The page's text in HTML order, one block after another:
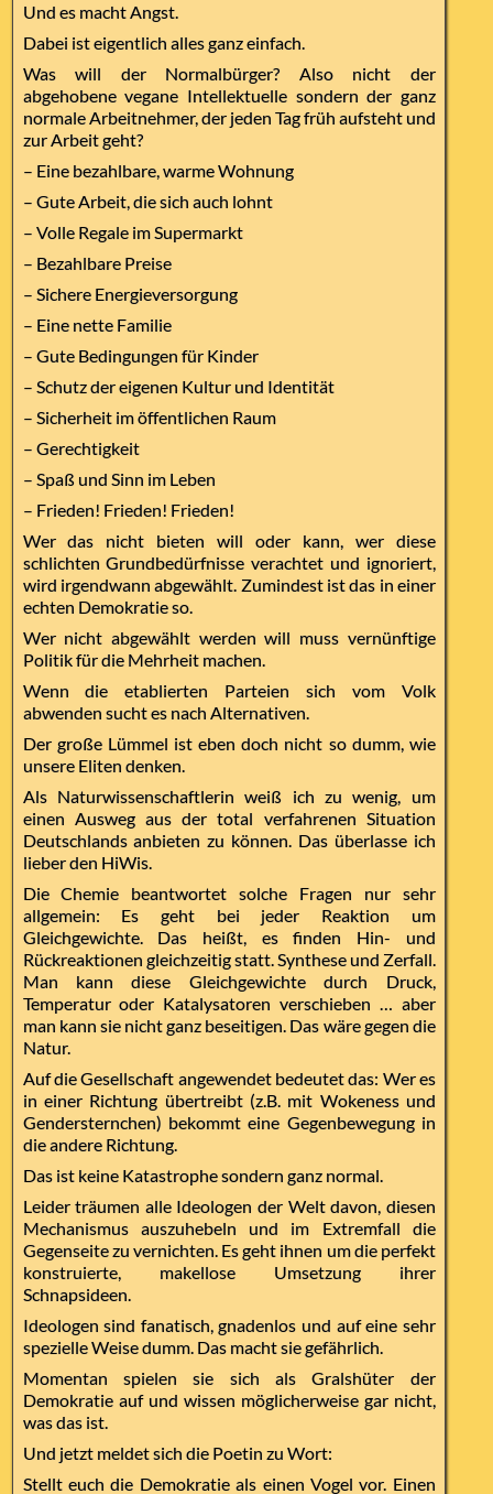
Und es macht Angst.
Dabei ist eigentlich alles ganz einfach.
Was will der Normalbürger? Also nicht der
abgehobene vegane Intellektuelle sondern der ganz
normale Arbeitnehmer, der jeden Tag früh aufsteht und
zur Arbeit geht?
– Eine bezahlbare, warme Wohnung
– Gute Arbeit, die sich auch lohnt
– Volle Regale im Supermarkt
– Bezahlbare Preise
– Sichere Energieversorgung
– Eine nette Familie
– Gute Bedingungen für Kinder
– Schutz der eigenen Kultur und Identität
– Sicherheit im öffentlichen Raum
– Gerechtigkeit
– Spaß und Sinn im Leben
– Frieden! Frieden! Frieden!
Wer das nicht bieten will oder kann, wer diese
schlichten Grundbedürfnisse verachtet und ignoriert,
wird irgendwann abgewählt. Zumindest ist das in einer
echten Demokratie so.
Wer nicht abgewählt werden will muss vernünftige
Politik für die Mehrheit machen.
Wenn die etablierten Parteien sich vom Volk
abwenden sucht es nach Alternativen.
Der große Lümmel ist eben doch nicht so dumm, wie
unsere Eliten denken.
Als Naturwissenschaftlerin weiß ich zu wenig, um
einen Ausweg aus der total verfahrenen Situation
Deutschlands anbieten zu können. Das überlasse ich
lieber den HiWis.
Die Chemie beantwortet solche Fragen nur sehr
allgemein: Es geht bei jeder Reaktion um
Gleichgewichte. Das heißt, es finden Hin- und
Rückreaktionen gleichzeitig statt. Synthese und Zerfall.
Man kann diese Gleichgewichte durch Druck,
Temperatur oder Katalysatoren verschieben … aber
man kann sie nicht ganz beseitigen. Das wäre gegen die
Natur.
Auf die Gesellschaft angewendet bedeutet das: Wer es
in einer Richtung übertreibt (z.B. mit Wokeness und
Gendersternchen) bekommt eine Gegenbewegung in
die andere Richtung.
Das ist keine Katastrophe sondern ganz normal.
Leider träumen alle Ideologen der Welt davon, diesen
Mechanismus auszuhebeln und im Extremfall die
Gegenseite zu vernichten. Es geht ihnen um die perfekt
konstruierte, makellose Umsetzung ihrer
Schnapsideen.
Ideologen sind fanatisch, gnadenlos und auf eine sehr
spezielle Weise dumm. Das macht sie gefährlich.
Momentan spielen sie sich als Gralshüter der
Demokratie auf und wissen möglicherweise gar nicht,
was das ist.
Und jetzt meldet sich die Poetin zu Wort:
Stellt euch die Demokratie als einen Vogel vor. Einen